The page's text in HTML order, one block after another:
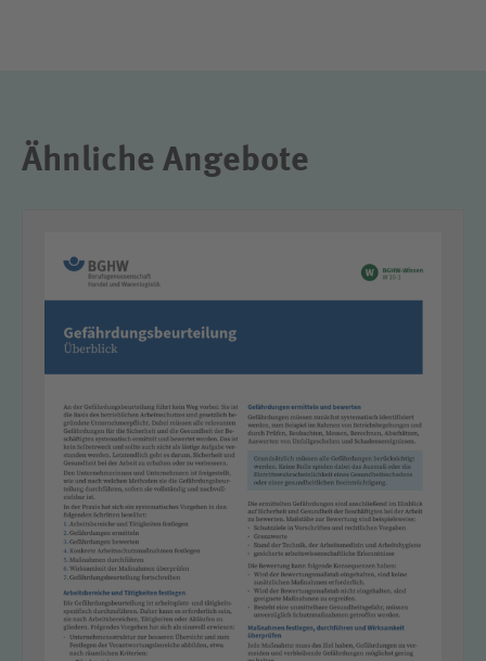
Ähnliche Angebote